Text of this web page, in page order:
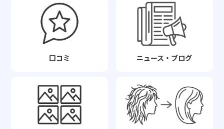
口コミ ニュース・ブログ